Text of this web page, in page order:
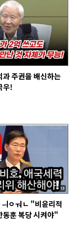
주권을 배신하는
우!
ㅇㅝㄴ "비윤리적
동훈 복당 시켜야"